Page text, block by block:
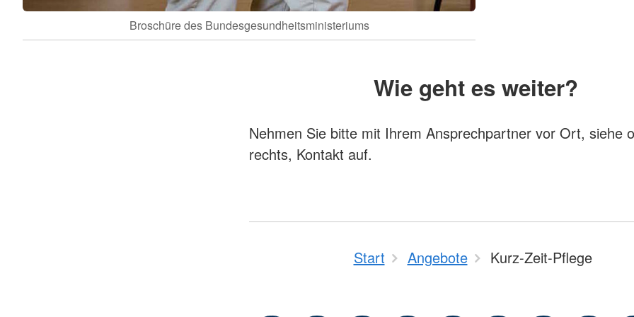
Broschüre des Bundesgesundheitsministeriums
Wie geht es weiter?
Nehmen Sie bitte mit Ihrem Ansprechpartner vor Ort, siehe
rechts, Kontakt auf.
Start Angebote Kurz-Zeit-Pflege